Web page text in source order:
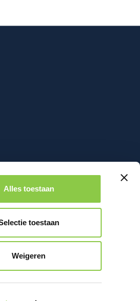
Alles toestaan
toestaan
Weigeren